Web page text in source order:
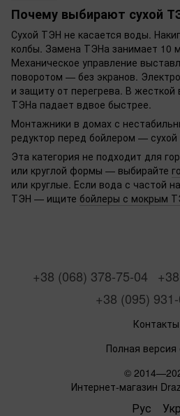
Почему выбирают сухой
Сухой ТЭН не касается воды.
колбы. Замена ТЭНа занимает 10
Механическое управление
поворотом — без экранов.
и защиту от перегрева. В жесткой
ТЭНа падает вдвое быстрее.
Монтажники в домах с
редуктор перед бойлером —
Эта категория не подходит для
или круглой формы — выбирайте
или круглые. Если вода с частой
ТЭН — ищите бойлеры с мокрым
+38 (068) 378-75-04
+38 (095)
Контакты
Полная версия
©
Интернет-магазин
Рус Укр